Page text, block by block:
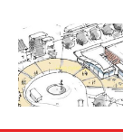
Inhalt
springen